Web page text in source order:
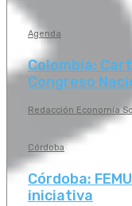
Agenda
Colombia:
Congreso
Redacción Economía
Córdoba
Córdoba:
iniciativa